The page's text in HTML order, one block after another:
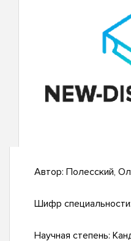
Автор: Полесский,
Шифр специальности:
Научная степень: